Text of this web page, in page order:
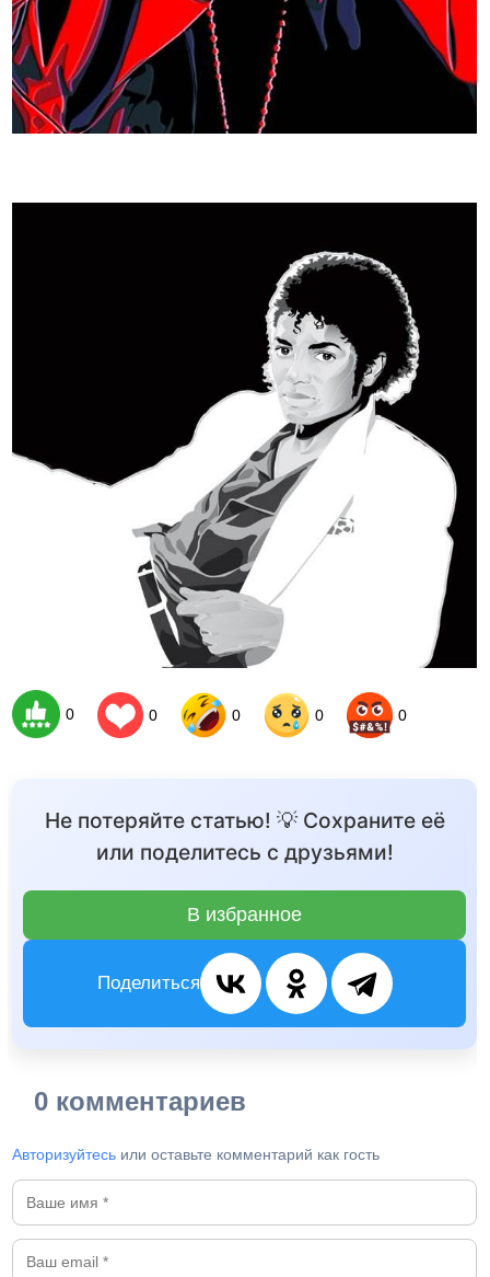
0 0 0 0 0
Не потеряйте статью! 💡 Сохраните её
или поделитесь с друзьями!
В избранное
Поделиться
0 комментариев
Авторизуйтесь или оставьте комментарий как гость